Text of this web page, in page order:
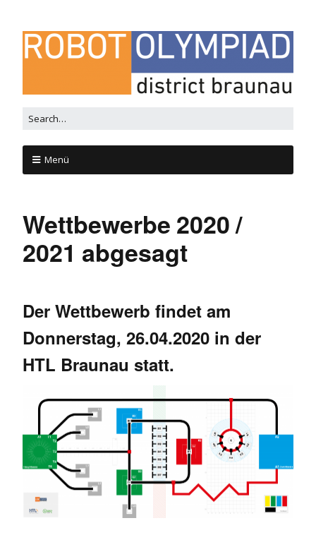
Menü
Wettbewerbe 2020 /
2021 abgesagt
Der Wettbewerb findet am
Donnerstag, 26.04.2020 in der
HTL Braunau statt.